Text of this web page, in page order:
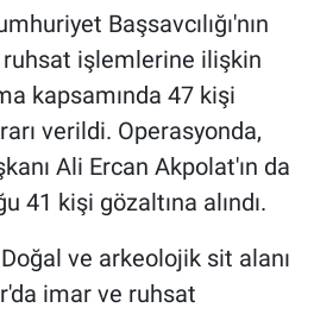
Başsavcılığı'nın
işlemlerine ilişkin
kapsamında 47 kişi
verildi. Operasyonda,
Ali Ercan Akpolat'ın da
41 kişi gözaltına alındı.
Doğal ve arkeolojik sit alanı
imar ve ruhsat